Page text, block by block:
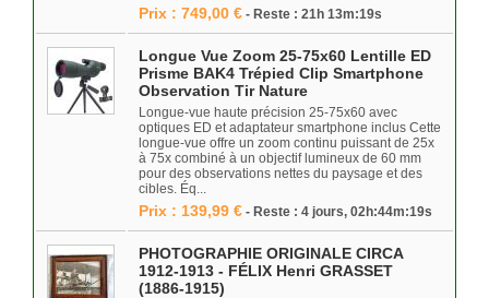
Prix : 749,00 € - Reste : 21h 13m:19s
Longue Vue Zoom 25-75x60 Lentille ED
Prisme BAK4 Trépied Clip Smartphone
Observation Tir Nature
Longue-vue haute précision 25-75x60 avec
optiques ED et adaptateur smartphone inclus Cette
longue-vue offre un zoom continu puissant de 25x
à 75x combiné à un objectif lumineux de 60 mm
pour des observations nettes du paysage et des
cibles. Éq...
Prix : 139,99 € - Reste : 4 jours, 02h:44m:19s
PHOTOGRAPHIE ORIGINALE CIRCA
1912-1913 - FÉLIX Henri GRASSET
(1886-1915)